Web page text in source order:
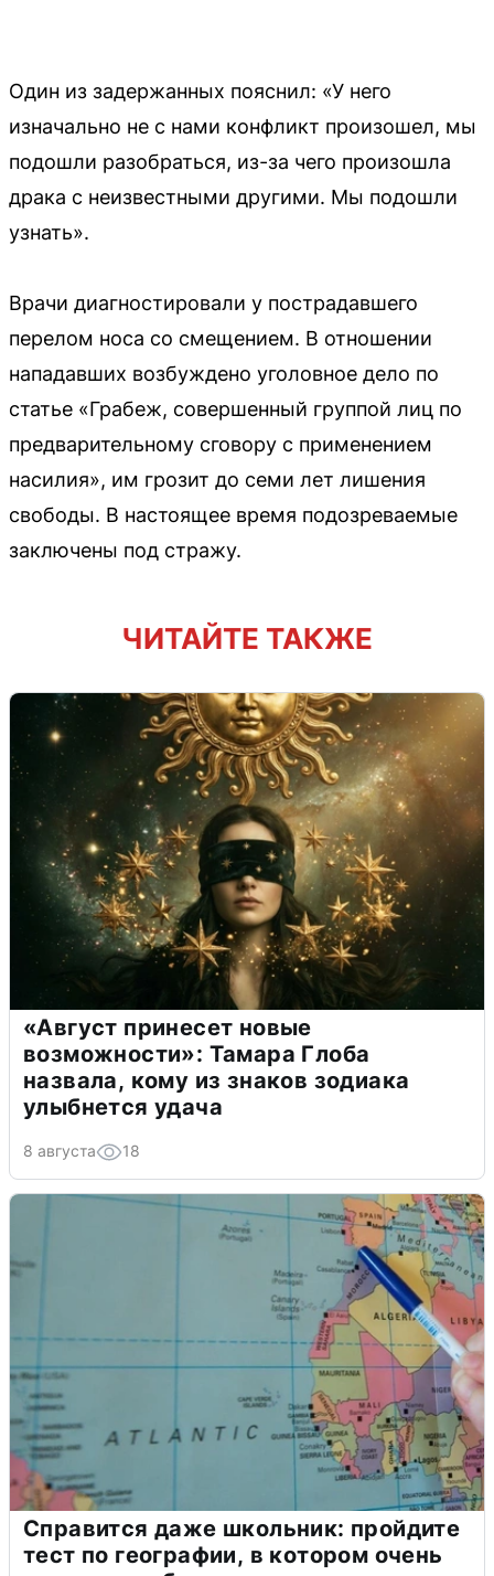
Один из задержанных пояснил: «У него
изначально не с нами конфликт произошел, мы
подошли разобраться, из-за чего произошла
драка с неизвестными другими. Мы подошли
узнать».
Врачи диагностировали у пострадавшего
перелом носа со смещением. В отношении
нападавших возбуждено уголовное дело по
статье «Грабеж, совершенный группой лиц по
предварительному сговору с применением
насилия», им грозит до семи лет лишения
свободы. В настоящее время подозреваемые
заключены под стражу.
ЧИТАЙТЕ ТАКЖЕ
«Август принесет новые
возможности»: Тамара Глоба
назвала, кому из знаков зодиака
улыбнется удача
8 августа 18
Справится даже школьник: пройдите
тест по географии, в котором очень